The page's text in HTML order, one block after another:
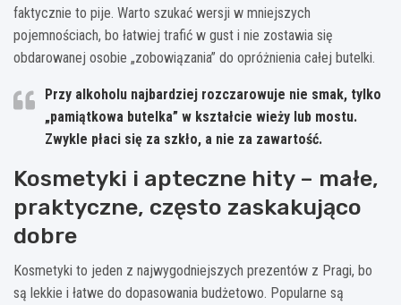
faktycznie to pije. Warto szukać wersji w mniejszych
pojemnościach, bo łatwiej trafić w gust i nie zostawia się
obdarowanej osobie „zobowiązania” do opróżnienia całej butelki.
Przy alkoholu najbardziej rozczarowuje nie smak, tylko
„pamiątkowa butelka” w kształcie wieży lub mostu.
Zwykle płaci się za szkło, a nie za zawartość.
Kosmetyki i apteczne hity – małe,
praktyczne, często zaskakująco
dobre
Kosmetyki to jeden z najwygodniejszych prezentów z Pragi, bo
są lekkie i łatwe do dopasowania budżetowo. Popularne są